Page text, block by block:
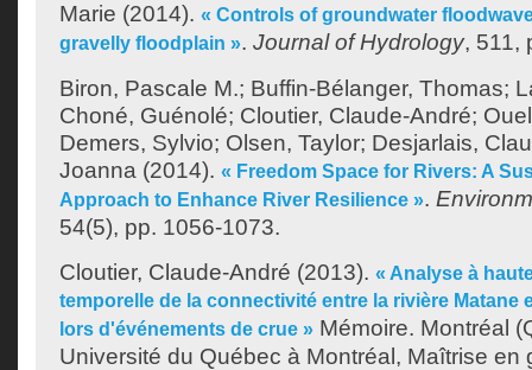
Marie (2014). « Controls of groundwater
gravelly floodplain ». Journal of Hydrology, 511,
Biron, Pascale M.; Buffin-Bélanger, Thomas;
Choné, Guénolé; Cloutier, Claude-André;
Demers, Sylvio; Olsen, Taylor; Desjarlais,
Joanna (2014). « Freedom Space for Rivers: A
Approach to Enhance River Resilience ».
54(5), pp. 1056-1073.
Cloutier, Claude-André (2013). « Analyse à
temporelle de la connectivité entre la rivière Matane
lors d'événements de crue » Mémoire. Montréal
Université du Québec à Montréal, Maîtrise en